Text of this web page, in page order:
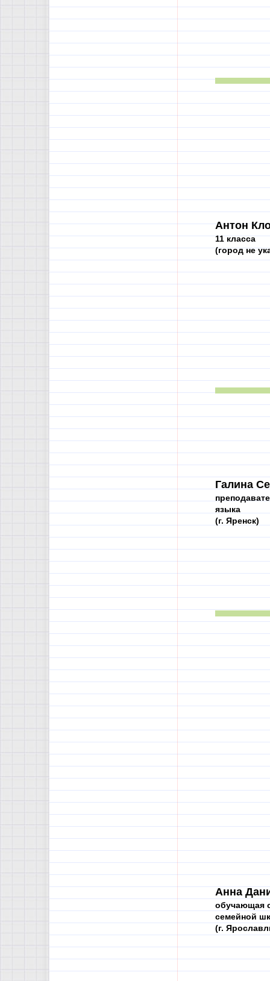
Антон
11 класса
(город не
Галина
языка
(г. Яренск)
Анна
обучающая
семейной
(г.